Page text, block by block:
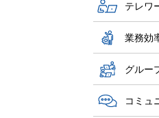
テレワ
業務効
グルー
コミュ